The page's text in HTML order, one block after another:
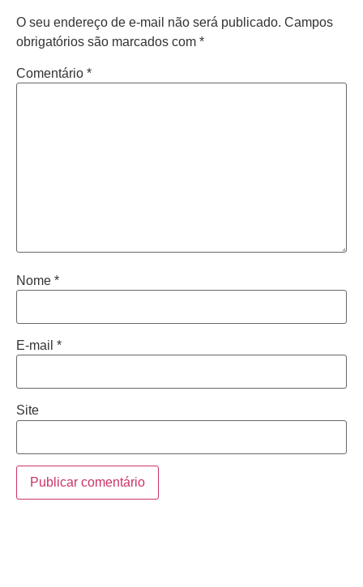
O seu endereço de e-mail não será publicado. Campos
obrigatórios são marcados com *
Comentário *
Nome *
E-mail *
Site